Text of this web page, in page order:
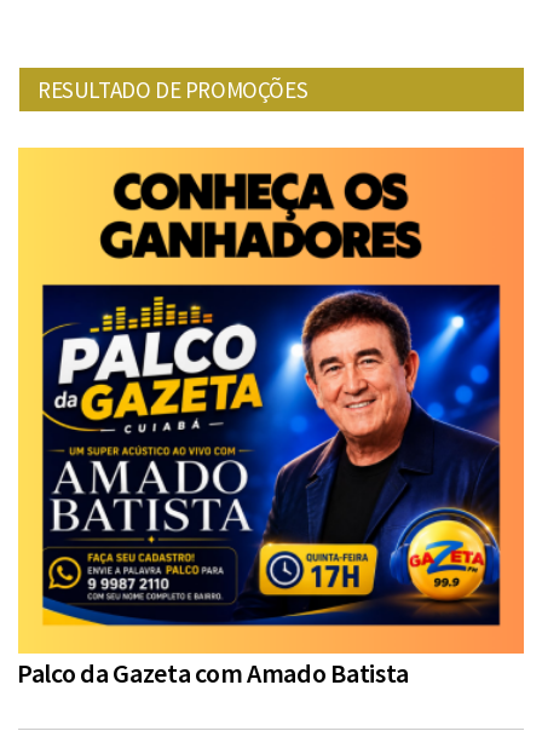
RESULTADO DE PROMOÇÕES
Palco da Gazeta com Amado Batista